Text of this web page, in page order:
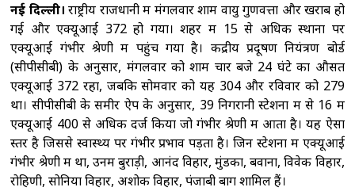
समर्थक 33 लोगों और कंपनियों पर लगाए प्रतिबंध
नई दिल्ली। राष्ट्रीय राजधानी में मंगलवार शाम वायु गुणवत्ता और खराब हो
गई और एक्यूआई 372 हो गया। शहर में 15 से अधिक स्थानों पर
एक्यूआई गंभीर श्रेणी में पहुंच गया है। केंद्रीय प्रदूषण नियंत्रण बोर्ड
(सीपीसीबी) के अनुसार, मंगलवार को शाम चार बजे 24 घंटे का औसत
एक्यूआई 372 रहा, जबकि सोमवार को यह 304 और रविवार को 279
था। सीपीसीबी के समीर ऐप के अनुसार, 39 निगरानी स्टेशनों में से 16 में
एक्यूआई 400 से अधिक दर्ज किया जो गंभीर श्रेणी में आता है। यह ऐसा
स्तर है जिससे स्वास्थ्य पर गंभीर प्रभाव पड़ता है। जिन स्टेशनों में एक्यूआई
गंभीर श्रेणी में था, उनमें बुराड़ी, आनंद विहार, मुंडका, बवाना, विवेक विहार,
रोहिणी, सोनिया विहार, अशोक विहार, पंजाबी बाग शामिल हैं।